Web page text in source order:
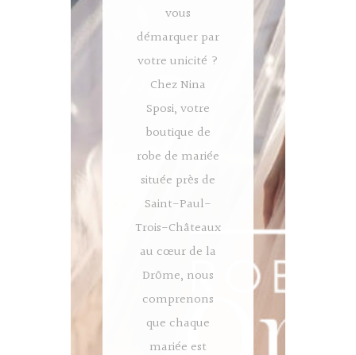
vous
démarquer par
votre unicité ?
Chez Nina
Sposi, votre
boutique de
robe de mariée
située près de
Saint-Paul-
Trois-Châteaux
au cœur de la
Drôme, nous
comprenons
que chaque
mariée est